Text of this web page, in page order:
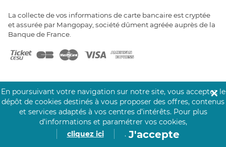
La collecte de vos informations de carte bancaire est cryptée
et assurée par Mangopay, société dûment agréée auprès de la
Banque de France.
NOS PARTENAIRES
Click&Care est soutenu par les Groupes
Caisse des Dépôts et MAIF.
En poursuivant votre navigation sur notre site, vous acceptez le
dépôt de cookies destinés à vous proposer des offres, contenus
et services adaptés à vos centres d’intérêts. Pour plus
d’informations et paramétrer vos cookies,
cliquez ici
. J'accepte
✕